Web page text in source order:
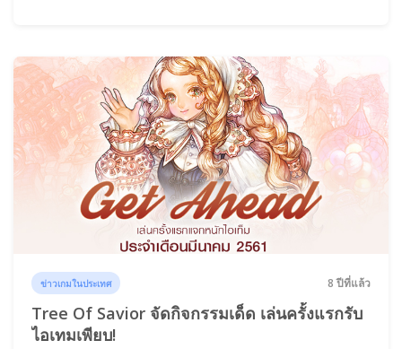
ข่าวเกมในประเทศ 8 ปีที่แล้ว
Tree Of Savior จัดกิจกรรมเด็ด เล่นครั้งแรกรับ
ไอเทมเพียบ!